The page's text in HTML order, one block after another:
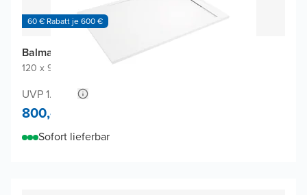
60 € Rabatt je 600 €
Balmani Andes Duschwanne
120 x 90 cm Weiß matt
UVP 1.520,-
800,-
Sofort lieferbar